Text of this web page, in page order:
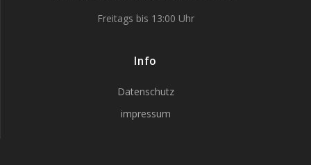
Freitags bis 13:00 Uhr
Info
Datenschutz
impressum